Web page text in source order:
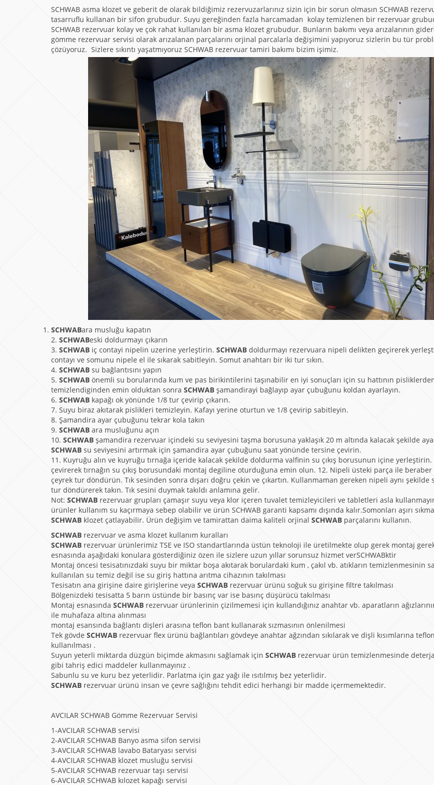
SCHWAB asma klozet ve geberit de olarak bildiğimiz rezervuzarlarınız sizin için bir sorun olmasın SCHWAB
tasarruflu kullanan bir sifon grubudur. Suyu gereğinden fazla harcamadan kolay temizlenen bir rezervuar
SCHWAB rezervuar kolay ve çok rahat kullanılan bir asma klozet grubudur. Bunların bakımı veya arızalarının
gömme rezervuar servisi olarak arızalanan parçalarını orjinal parcalarla değişimini yapıyoruz sizlerin bu tür
çözüyoruz. Sizlere sıkıntı yaşatmıyoruz SCHWAB rezervuar tamiri bakımı bizim işimiz.
SCHWABara musluğu kapatın
2. SCHWABeski doldurmayı çıkarın
3. SCHWAB iç contayi nipelin uzerine yerleştirin. SCHWAB doldurmayı rezervuara nipeli delikten geçirerek
contayı ve somunu nipele el ile sıkarak sabitleyin. Somut anahtarı bir iki tur sıkın.
4. SCHWAB su bağlantısını yapın
5. SCHWAB önemli su borularında kum ve pas birikintilerini taşınabilir en iyi sonuçları için su hattının
temizlendiginden emin olduktan sonra SCHWAB şamandirayi bağlayıp ayar çubuğunu koldan ayarlayın.
6. SCHWAB kapağı ok yönünde 1/8 tur çevirip çıkarın.
7. Suyu biraz akıtarak pislikleri temizleyin. Kafayı yerine oturtun ve 1/8 çevirip sabitleyin.
8. Şamandira ayar çubuğunu tekrar kola takın
9. SCHWAB ara musluğunu açın
10. SCHWAB şamandira rezervuar içindeki su seviyesini taşma borusuna yaklaşık 20 m altında kalacak şekilde
SCHWAB su seviyesini artırmak için şamandira ayar çubuğunu saat yönünde tersine çevirin.
11. Kuyruğu alın ve kuyruğu tırnağa içeride kalacak şekilde doldurma valfinin su çıkış borusunun içine yerleştirin.
çevirerek tırnağın su çıkış borusundaki montaj degiline oturduğuna emin olun. 12. Nipeli üsteki parça ile
çeyrek tur döndürün. Tık sesinden sonra dışarı doğru çekin ve çıkartın. Kullanmaman gereken nipeli aynı şekilde
tur döndürerek takın. Tık sesini duymak takıldı anlamına gelir.
Not: SCHWAB rezervuar grupları çamaşır suyu veya klor içeren tuvalet temizleyicileri ve tabletleri asla
ürünler kullanım su kaçırmaya sebep olabilir ve ürün SCHWAB garanti kapsamı dışında kalır.Somonları aşırı
SCHWAB klozet çatlayabilir. Ürün değişim ve tamirattan daima kaliteli orjinal SCHWAB parçalarını kullanın.
SCHWAB rezervuar ve asma klozet kullanım kuralları
SCHWAB rezervuar ürünlerimiz TSE ve ISO standartlarında üstün teknoloji ile üretilmekte olup gerek montaj
esnasında aşağıdaki konulara gösterdiğiniz özen ile sizlere uzun yıllar sorunsuz hizmet verSCHWABktir
Montaj öncesi tesisatınızdaki suyu bir miktar boşa akıtarak borulardaki kum , çakıl vb. atıkların temizlenmesinin
kullanılan su temiz değil ise su giriş hattına arıtma cihazının takılması
Tesisatın ana girişine daire girişlerine veya SCHWAB rezervuar ürünü soğuk su girişine filtre takılması
Bölgenizdeki tesisatta 5 barın üstünde bir basınç var ise basınç düşürücü takılması
Montaj esnasında SCHWAB rezervuar ürünlerinin çizilmemesi için kullandığınız anahtar vb. aparatların
ile muhafaza altına alınması
montaj esansında bağlantı dişleri arasına teflon bant kullanarak sızmasının önlenilmesi
Tek gövde SCHWAB rezervuar flex ürünü bağlantıları gövdeye anahtar ağzından sıkılarak ve dişli kısımlarına
kullanılması .
Suyun yeterli miktarda düzgün biçimde akmasını sağlamak için SCHWAB rezervuar ürün temizlenmesinde
gibi tahriş edici maddeler kullanmayınız .
Sabunlu su ve kuru bez yeterlidir. Parlatma için gaz yağı ile ısıtılmış bez yeterlidir.
SCHWAB rezervuar ürünü insan ve çevre sağlığını tehdit edici herhangi bir madde içermemektedir.
AVCILAR SCHWAB Gömme Rezervuar Servisi
1-AVCILAR SCHWAB servisi
2-AVCILAR SCHWAB Banyo asma sifon servisi
3-AVCILAR SCHWAB lavabo Bataryası servisi
4-AVCILAR SCHWAB klozet musluğu servisi
5-AVCILAR SCHWAB rezervuar taşı servisi
6-AVCILAR SCHWAB kılozet kapağı servisi